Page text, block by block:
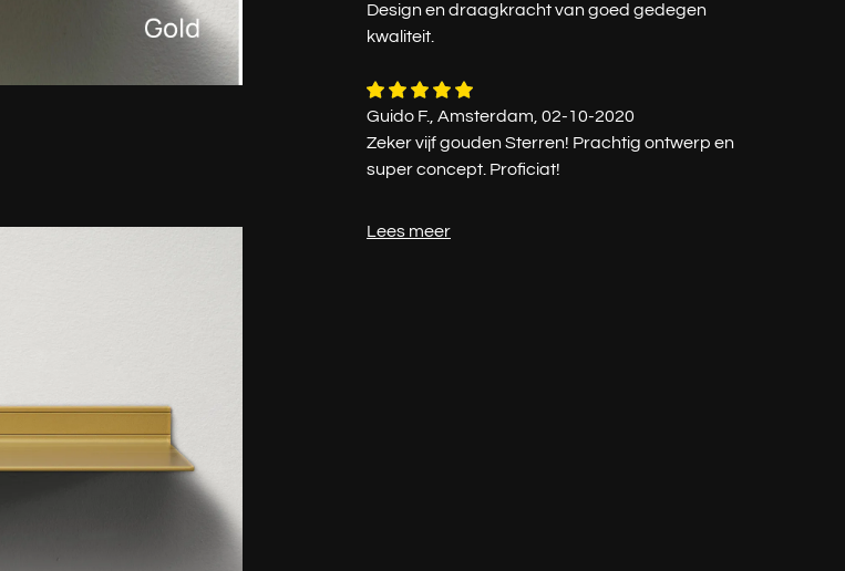
Design en draagkracht van goed gedegen
kwaliteit.
Guido F., Amsterdam, 02-10-2020
Zeker vijf gouden Sterren! Prachtig ontwerp en
super concept. Proficiat!
Lees meer